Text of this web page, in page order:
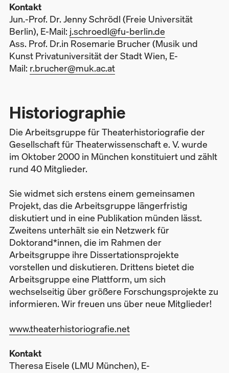
Kontakt
Jun.-Prof. Dr. Jenny Schrödl (Freie Universität
Berlin), E-Mail: j.schroedl@fu-berlin.de
Ass. Prof. Dr.in Rosemarie Brucher (Musik und
Kunst Privatuniversität der Stadt Wien, E-
Mail: r.brucher@muk.ac.at
Historiographie
Die Arbeitsgruppe für Theaterhistoriografie der
Gesellschaft für Theaterwissenschaft e. V. wurde
im Oktober 2000 in München konstituiert und zählt
rund 40 Mitglieder.
Sie widmet sich erstens einem gemeinsamen
Projekt, das die Arbeitsgruppe längerfristig
diskutiert und in eine Publikation münden lässt.
Zweitens unterhält sie ein Netzwerk für
Doktorand*innen, die im Rahmen der
Arbeitsgruppe ihre Dissertationsprojekte
vorstellen und diskutieren. Drittens bietet die
Arbeitsgruppe eine Plattform, um sich
wechselseitig über größere Forschungsprojekte zu
informieren. Wir freuen uns über neue Mitglieder!
www.theaterhistoriografie.net
Kontakt
Theresa Eisele (LMU München), E-